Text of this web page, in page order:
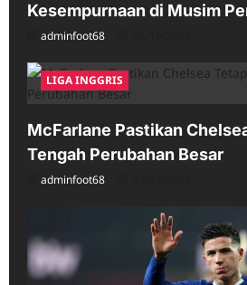
Kesempurnaan di Musim
adminfoot68
LIGA INGGRIS
McFarlane Pastikan
Tengah Perubahan Besar
adminfoot68